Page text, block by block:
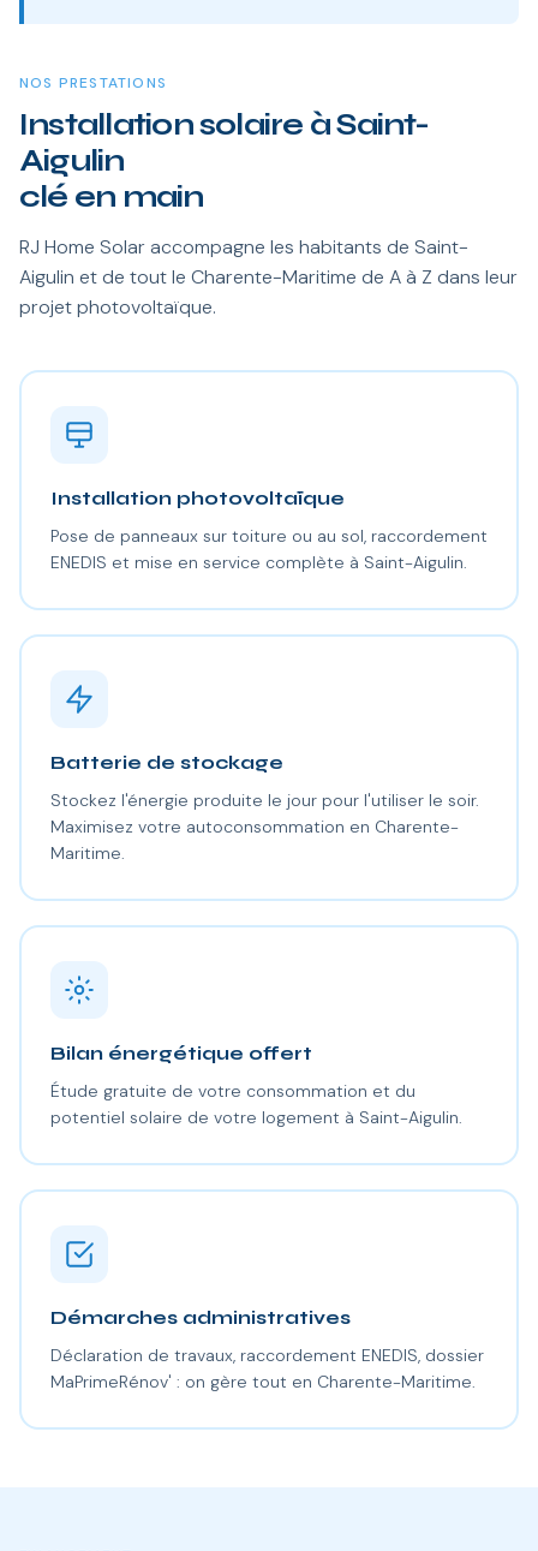
NOS PRESTATIONS
Installation solaire à Saint-
Aigulin
clé en main
RJ Home Solar accompagne les habitants de Saint-
Aigulin et de tout le Charente-Maritime de A à Z dans leur
projet photovoltaïque.
Installation photovoltaïque
Pose de panneaux sur toiture ou au sol, raccordement
ENEDIS et mise en service complète à Saint-Aigulin.
Batterie de stockage
Stockez l'énergie produite le jour pour l'utiliser le soir.
Maximisez votre autoconsommation en Charente-
Maritime.
Bilan énergétique offert
Étude gratuite de votre consommation et du
potentiel solaire de votre logement à Saint-Aigulin.
Démarches administratives
Déclaration de travaux, raccordement ENEDIS, dossier
MaPrimeRénov' : on gère tout en Charente-Maritime.